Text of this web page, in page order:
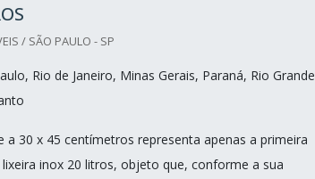
/ SÃO PAULO - SP
Rio de Janeiro, Minas Gerais, Paraná, Rio Grande
a 30 x 45 centímetros representa apenas a primeira
inox 20 litros, objeto que, conforme a sua